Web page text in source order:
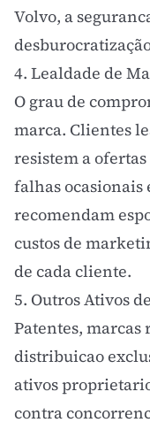
Volvo, a
4. Lealdade de
O grau de
marca. Clientes
resistem a
falhas ocasionais
recomendam
custos de
de cada cliente.
5. Outros Ativos
Patentes, marcas
distribuicao
ativos
contra